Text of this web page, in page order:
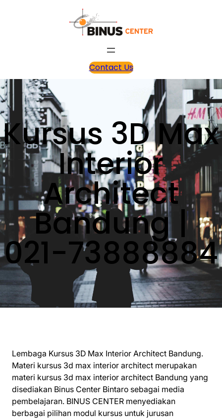
Contact Us
Kursus 3D Max
Interior
Architect
Bandung |
021-73888884
Lembaga Kursus 3D Max Interior Architect Bandung.
Materi kursus 3d max interior architect merupakan
materi kursus 3d max interior architect Bandung yang
disediakan Binus Center Bintaro sebagai media
pembelajaran. BINUS CENTER menyediakan
berbagai pilihan modul kursus untuk jurusan